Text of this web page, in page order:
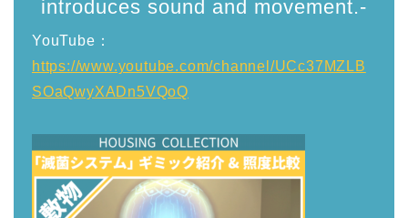
introduces sound and movement.-
YouTube：
https://www.youtube.com/channel/UCc37MZLB
SOaQwyXADn5VQoQ